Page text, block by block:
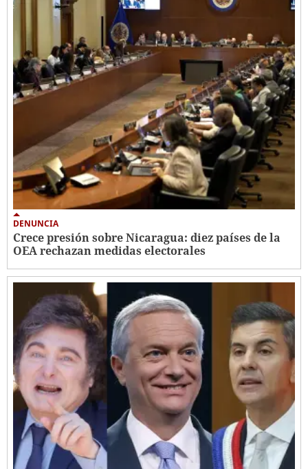
DENUNCIA
Crece presión sobre Nicaragua: diez países de la
OEA rechazan medidas electorales